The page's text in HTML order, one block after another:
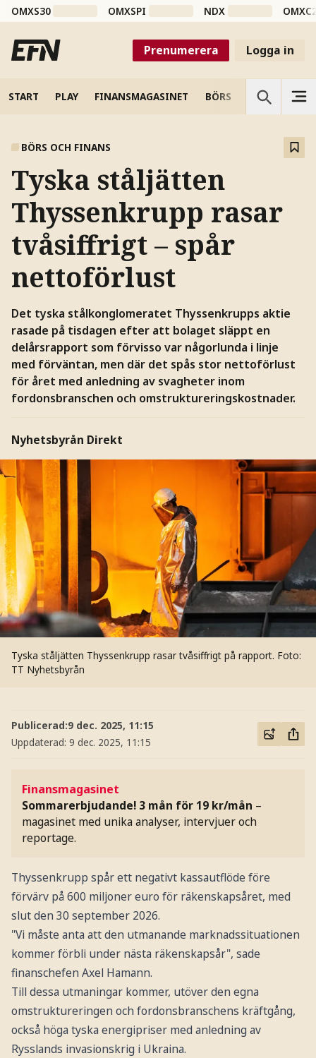
OMXS30 OMXSPI NDX
Prenumerera Logga in
START PLAY FINANSMAGASINET BÖRS VETENSKAP
BÖRS OCH FINANS
Tyska ståljätten
Thyssenkrupp rasar
tvåsiffrigt – spår
nettoförlust
Det tyska stålkonglomeratet Thyssenkrupps aktie
rasade på tisdagen efter att bolaget släppt en
delårsrapport som förvisso var någorlunda i linje
med förväntan, men där det spås stor nettoförlust
för året med anledning av svagheter inom
fordonsbranschen och omstruktureringskostnader.
Nyhetsbyrån Direkt
Tyska ståljätten Thyssenkrupp rasar tvåsiffrigt på rapport. Foto:
TT Nyhetsbyrån
Publicerad:9 dec. 2025, 11:15
Uppdaterad: 9 dec. 2025, 11:15
Finansmagasinet
Sommarerbjudande! 3 mån för 19 kr/mån –
magasinet med unika analyser, intervjuer och
reportage.
Thyssenkrupp spår ett negativt kassautflöde före
förvärv på 600 miljoner euro för räkenskapsåret, med
slut den 30 september 2026.
"Vi måste anta att den utmanande marknadssituationen
kommer förbli under nästa räkenskapsår", sade
finanschefen Axel Hamann.
Till dessa utmaningar kommer, utöver den egna
omstruktureringen och fordonsbranschens kräftgång,
också höga tyska energipriser med anledning av
Rysslands invasionskrig i Ukraina.